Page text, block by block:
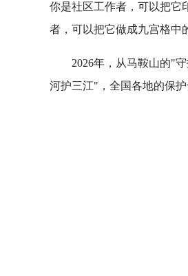
你是社区工作者，可以把它
者，可以把它做成九宫格中
2026年，从马鞍山的"
河护三江"，全国各地的保